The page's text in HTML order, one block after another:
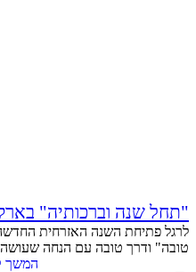
"תחל שנה וברכותיה"
לרגל פתיחת השנה האזרחית
טובה" ודרך טובה עם הנחה
המשך